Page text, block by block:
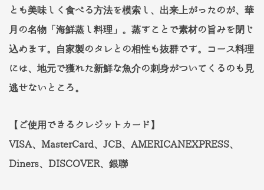
とも美味しく食べる方法を模索し、出来上がったのが、華
月の名物「海鮮蒸し料理」。蒸すことで素材の旨みを閉じ
込めます。自家製のタレとの相性も抜群です。コース料理
には、地元で獲れた新鮮な魚介の刺身がついてくるのも見
逃せないところ。
【ご使用できるクレジットカード】
VISA、MasterCard、JCB、AMERICANEXPRESS、
Diners、DISCOVER、銀聯